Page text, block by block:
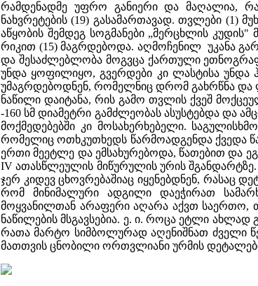
რამდენადმე უფრო განიერი და მაღალია,
ნახვრეტების (19) გასამართავად. თვლები (1)
აწყობის შემდეგ სოგმანები „მერცხლის
რიკით (15) მაგრდებოდა. აღმოჩენილ უკანა
და შესაძლებლობა მოგვცა ქართული
უნდა ყოფილიყო, გვერდები კი ლასტისა უნდა
უმაგრდებოდნენ, რომელნიც დრომ გახრწნა და
ნაწილი დაიტანა, რის გამო თვლის ქვეშ
-160 სმ დიამეტრი გამძლეობას ასუსტებდა და
მოქმედებებში კი მოსახერხებელი.
რომელიც ოთხკუთხედს წარმოადგენდა ქვედა
ერთი მეეტლე და ემსახურებოდა, წათებით და
IV ათასწლეულის მიწურულის ურის
ჯერ კიდევ ცხოვრებაშიაც იყენებდნენ, რასაც
რომ მინიმალური ადგილი დაეჭირათ
მოყვანილთან არაფერი აღარა აქვთ საერთო,
ნაწილების მსგავსებია. ე. ი. როცა ეტლი ახლად
რათა მარტო სიმბოლურად აღენიშნათ ძველი
მათთვის ცნობილი ორთვლიანი ურმის